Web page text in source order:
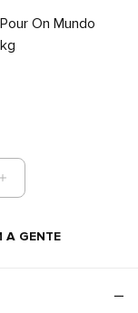
On Mundo
A GENTE